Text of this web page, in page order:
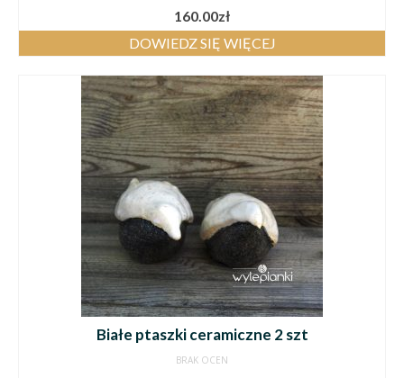
160.00zł
DOWIEDZ SIĘ WIĘCEJ
Białe ptaszki ceramiczne 2 szt
BRAK OCEN